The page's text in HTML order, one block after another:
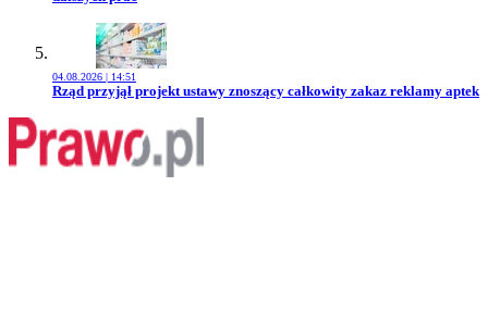
04.08.2026 | 14:51
Przejdź do artykułu:
Rząd przyjął projekt ustawy znoszący całkowity zakaz reklamy aptek